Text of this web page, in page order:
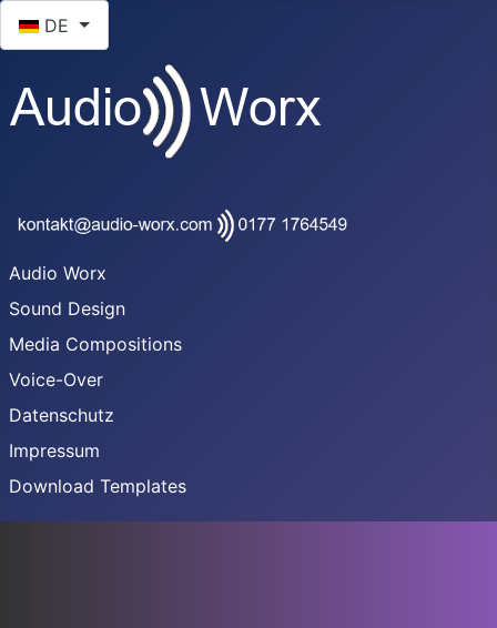
DE
Audio Worx
Sound Design
Media Compositions
Voice-Over
Datenschutz
Impressum
Download Templates